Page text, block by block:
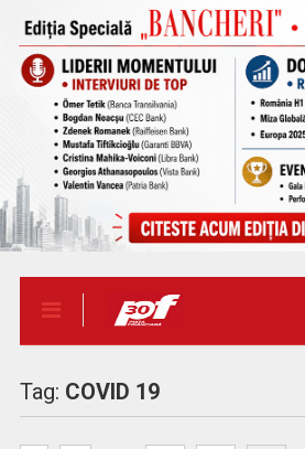
Tag: COVID 19